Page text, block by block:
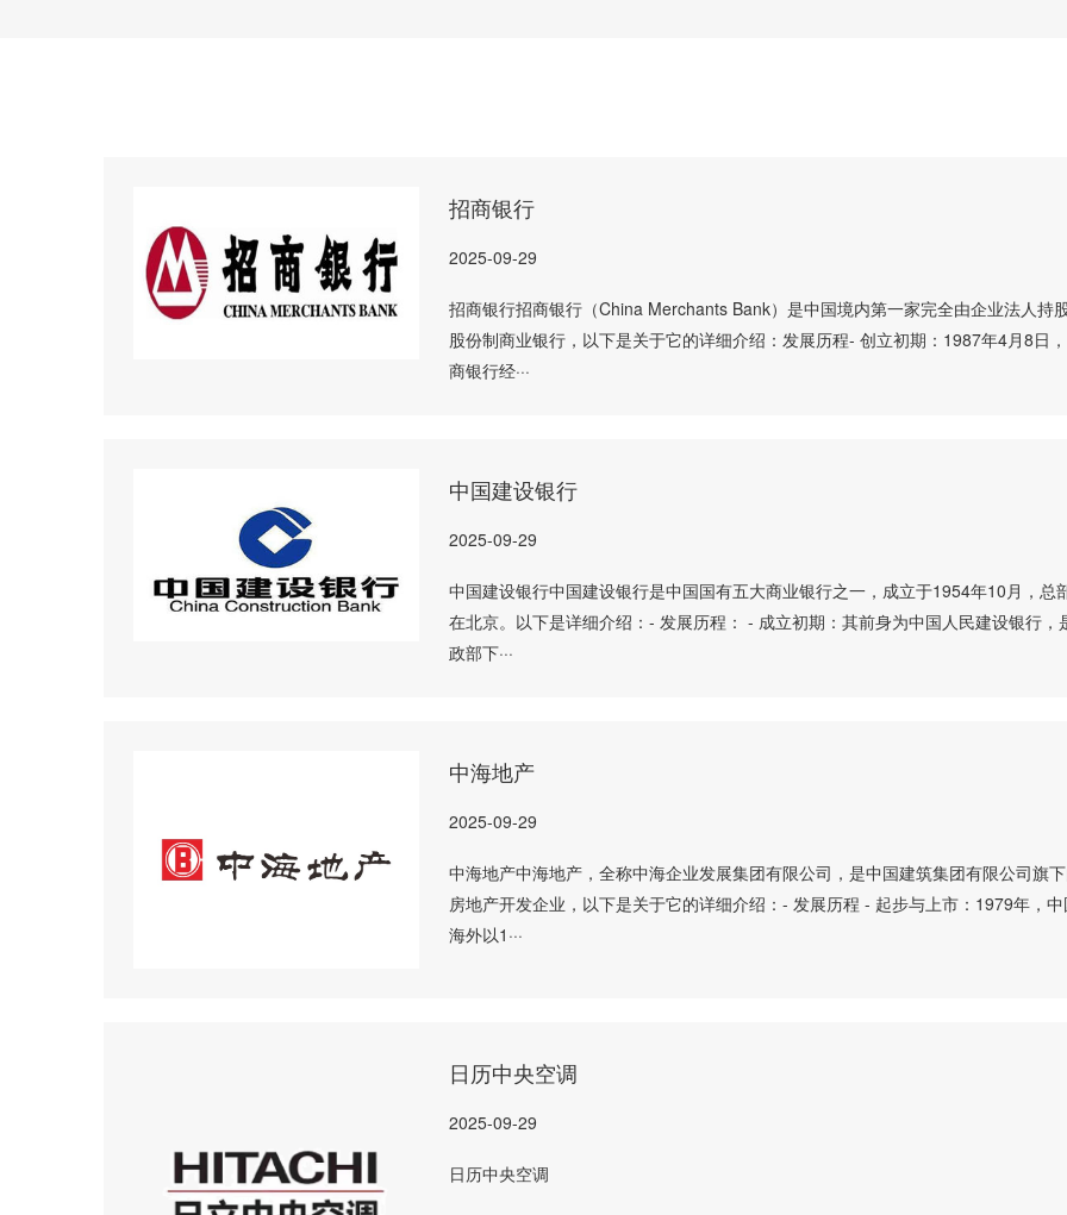
招商银行
2025-09-29
招商银行招商银行（China Merchants Bank）是中国境内第一家完全由企业法人持
股份制商业银行，以下是关于它的详细介绍：发展历程- 创立初期：1987年4月8日
商银行经···
中国建设银行
2025-09-29
中国建设银行中国建设银行是中国国有五大商业银行之一，成立于1954年10月，总
在北京。以下是详细介绍：- 发展历程： - 成立初期：其前身为中国人民建设银行，
政部下···
中海地产
2025-09-29
中海地产中海地产，全称中海企业发展集团有限公司，是中国建筑集团有限公司旗
房地产开发企业，以下是关于它的详细介绍：- 发展历程 - 起步与上市：1979年，
海外以1···
日历中央空调
2025-09-29
日历中央空调